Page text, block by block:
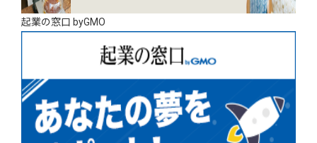
起業の窓口 byGMO